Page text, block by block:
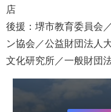
店
後援：堺市教育委員会／
ン協会／公益財団法人
文化研究所／一般財団